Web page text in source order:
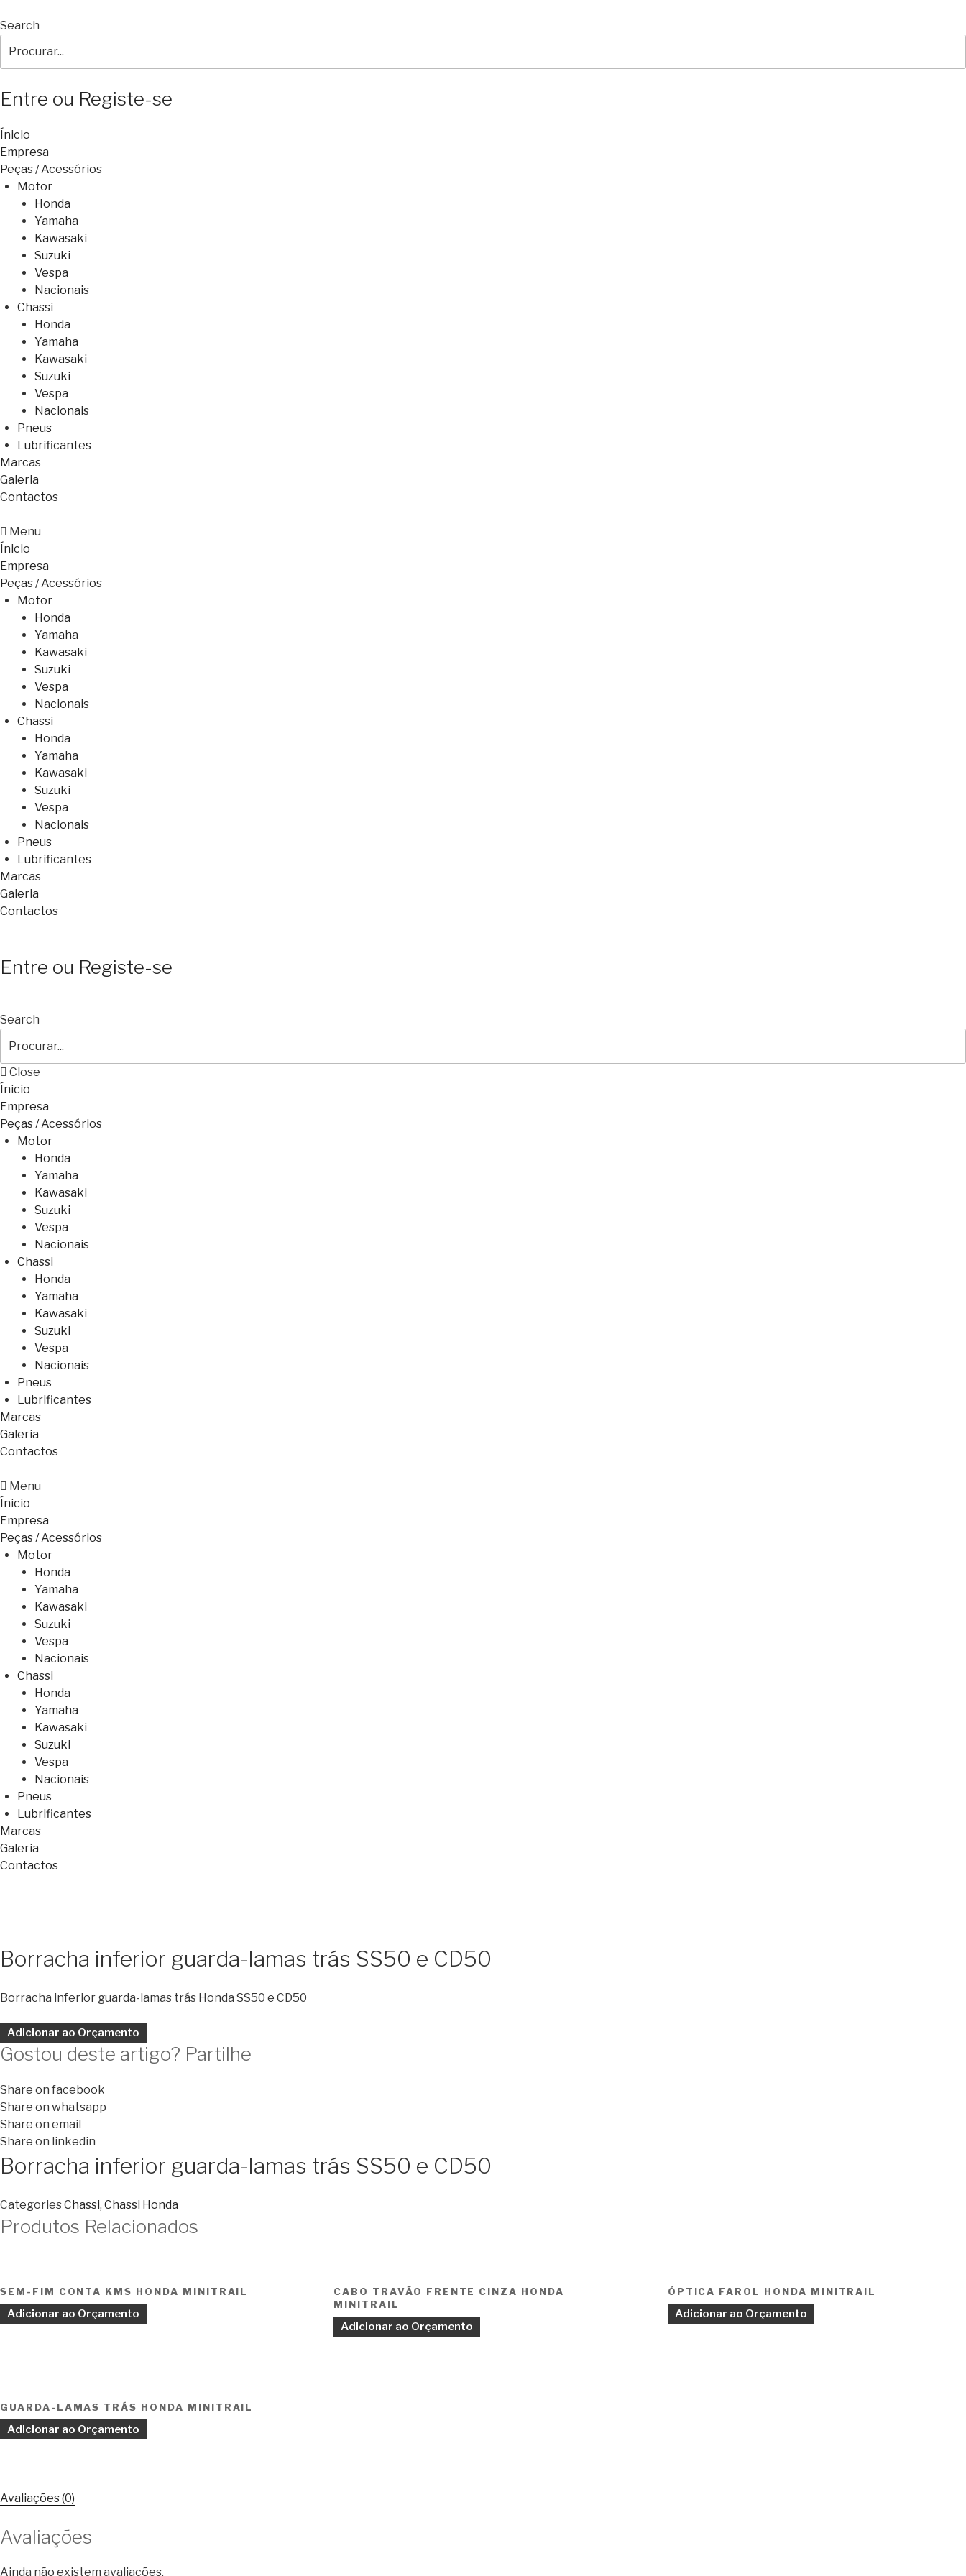
Search
Entre ou Registe-se
Ínicio
Empresa
Peças / Acessórios
Motor
Honda
Yamaha
Kawasaki
Suzuki
Vespa
Nacionais
Chassi
Honda
Yamaha
Kawasaki
Suzuki
Vespa
Nacionais
Pneus
Lubrificantes
Marcas
Galeria
Contactos
Menu
Ínicio
Empresa
Peças / Acessórios
Motor
Honda
Yamaha
Kawasaki
Suzuki
Vespa
Nacionais
Chassi
Honda
Yamaha
Kawasaki
Suzuki
Vespa
Nacionais
Pneus
Lubrificantes
Marcas
Galeria
Contactos
Entre ou Registe-se
Search
Close
Ínicio
Empresa
Peças / Acessórios
Motor
Honda
Yamaha
Kawasaki
Suzuki
Vespa
Nacionais
Chassi
Honda
Yamaha
Kawasaki
Suzuki
Vespa
Nacionais
Pneus
Lubrificantes
Marcas
Galeria
Contactos
Menu
Ínicio
Empresa
Peças / Acessórios
Motor
Honda
Yamaha
Kawasaki
Suzuki
Vespa
Nacionais
Chassi
Honda
Yamaha
Kawasaki
Suzuki
Vespa
Nacionais
Pneus
Lubrificantes
Marcas
Galeria
Contactos
Borracha inferior guarda-lamas trás SS50 e CD50
Borracha inferior guarda-lamas trás Honda SS50 e CD50
Adicionar ao Orçamento
Gostou deste artigo? Partilhe
Share on facebook
Share on whatsapp
Share on email
Share on linkedin
Borracha inferior guarda-lamas trás SS50 e CD50
CategoriesChassi, Chassi Honda
Produtos Relacionados
SEM-FIM CONTA KMS HONDA MINITRAIL
Adicionar ao Orçamento
CABO TRAVÃO FRENTE CINZA HONDA
MINITRAIL
Adicionar ao Orçamento
ÓPTICA FAROL HONDA MINITRAIL
Adicionar ao Orçamento
GUARDA-LAMAS TRÁS HONDA MINITRAIL
Adicionar ao Orçamento
Avaliações (0)
Avaliações
Ainda não existem avaliações.